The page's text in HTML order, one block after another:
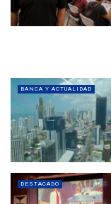
BANCA Y ACTUALIDAD
DESTACADO